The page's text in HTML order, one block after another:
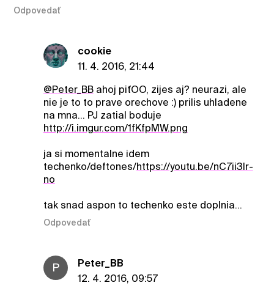
Odpovedať
cookie
11. 4. 2016, 21:44
@Peter_BBahoj piťOO, zijes aj? neurazi, ale
nie je to to prave orechove :) prilis uhladene
na mna... PJ zatial boduje
http://i.imgur.com/1fKfpMW.png
ja si momentalne idem
techenko/deftones/https://youtu.be/nC7ii3Ir-
no
tak snad aspon to techenko este doplnia...
Odpovedať
P
Peter_BB
12. 4. 2016, 09:57